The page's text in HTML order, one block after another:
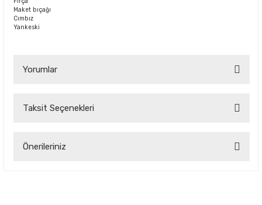
Maket bıçağı
Cımbız
Yankeski
Yorumlar
Taksit Seçenekleri
Önerileriniz